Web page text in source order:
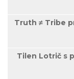
Truth ≠ Tribe
Tilen Lotrič s